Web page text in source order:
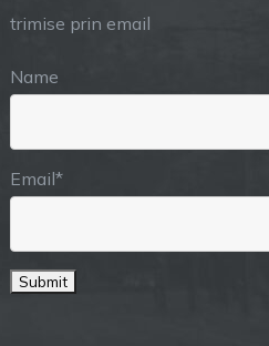
trimise prin email
Name
Email*